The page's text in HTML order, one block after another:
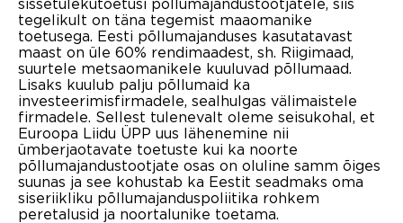
sissetulekutoetusi põllumajandustootjatele, siis
tegelikult on täna tegemist maaomanike
toetusega. Eesti põllumajanduses kasutatavast
maast on üle 60% rendimaadest, sh. Riigimaad,
suurtele metsaomanikele kuuluvad põllumaad.
Lisaks kuulub palju põllumaid ka
investeerimisfirmadele, sealhulgas välimaistele
firmadele. Sellest tulenevalt oleme seisukohal, et
Euroopa Liidu ÜPP uus lähenemine nii
ümberjaotavate toetuste kui ka noorte
põllumajandustootjate osas on oluline samm õiges
suunas ja see kohustab ka Eestit seadmaks oma
siseriikliku põllumajanduspoliitika rohkem
peretalusid ja noortalunike toetama.